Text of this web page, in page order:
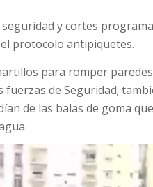
y cortes
protocolo antipiquetes.
para romper
de Seguridad;
de las balas de goma